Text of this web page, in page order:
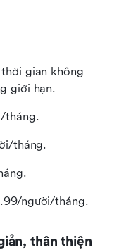
gian không
giới hạn.
tháng.
tháng.
người/tháng.
thân thiện